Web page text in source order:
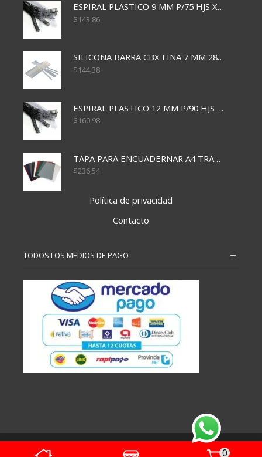
ESPIRAL PLASTICO 9 MM P/75 HJS X50X2400
$143,86
SILICONA BARRA CBX FINA 7 MM 28 CM
$144,38
ESPIRAL PLASTICO 12 MM P/90 HJS X50X1500
$160,98
TAPA PARA ENCUADERNAR A4 TRANSP x50x500
$236,54
Política de privacidad
Contacto
TODOS LOS MEDIOS DE PAGO
Copyright – Todos los derechos reservados
0